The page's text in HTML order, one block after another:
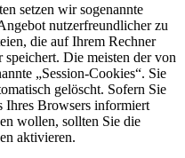
setzen wir sogenannte
nutzerfreundlicher zu
die auf Ihrem Rechner
Die meisten der von
„Session-Cookies“. Sie
gelöscht. Sofern Sie
Ihres Browsers informiert
wollen, sollten Sie die
aktivieren.